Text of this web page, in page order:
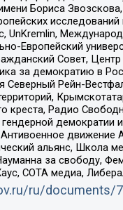
Бориса
UnKremlin,
Европейский
Совет,
за демократию в
Северный Рейн-
креста, Радио
демократии
альянс, Школа
за свободу,
СОТА медиа,
ru/documents/